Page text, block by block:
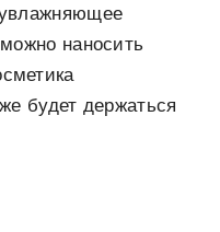
наносить
будет держаться